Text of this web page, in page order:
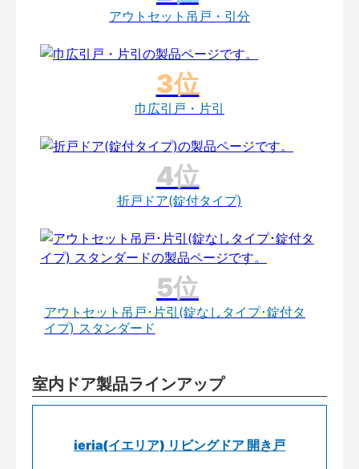
アウトセット吊戸・引分
巾広引戸・片引
折戸ドア(錠付タイプ)
アウトセット吊戸･片引(錠なしタイプ･錠付タ
イプ) スタンダード
室内ドア製品ラインアップ
ieria(イエリア) リビングドア 開き戸